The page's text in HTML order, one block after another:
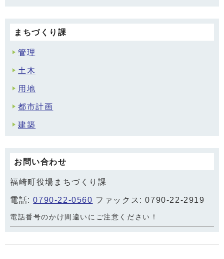
まちづくり課
管理
土木
用地
都市計画
建築
お問い合わせ
福崎町役場まちづくり課
電話:0790-22-0560 ファックス: 0790-22-2919
電話番号のかけ間違いにご注意ください！